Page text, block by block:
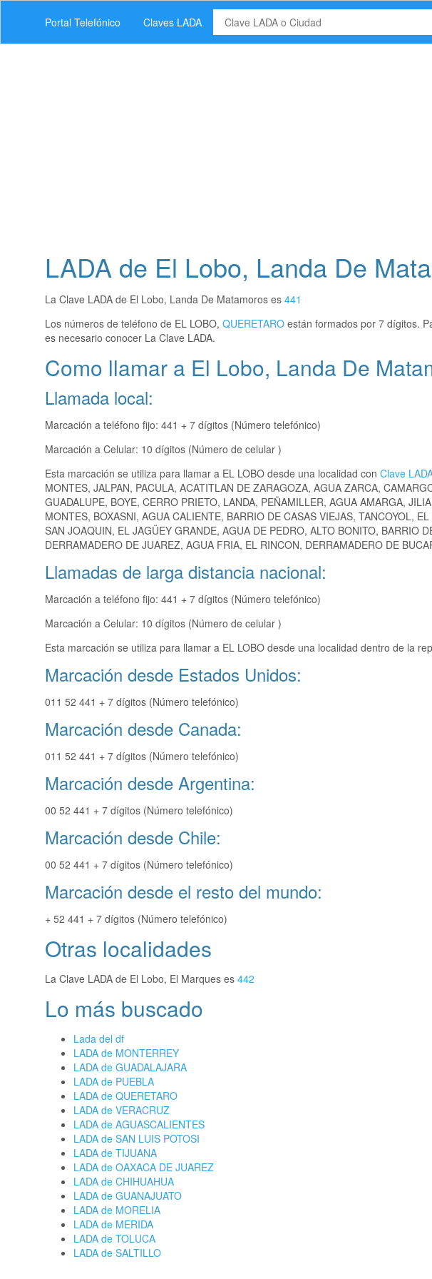
Portal Telefónico Claves LADA
LADA de El Lobo, Landa De
La Clave LADA de El Lobo, Landa De Matamoros es 441
Los números de teléfono de EL LOBO, QUERETARO están formados por 7 dígitos.
es necesario conocer La Clave LADA.
Como llamar a El Lobo, Landa De
Llamada local:
Marcación a teléfono fijo: 441 + 7 dígitos (Número telefónico)
Marcación a Celular: 10 dígitos (Número de celular )
Esta marcación se utiliza para llamar a EL LOBO desde una localidad con Clave
MONTES, JALPAN, PACULA, ACATITLAN DE ZARAGOZA, AGUA ZARCA,
GUADALUPE, BOYE, CERRO PRIETO, LANDA, PEÑAMILLER, AGUA AMARGA,
MONTES, BOXASNI, AGUA CALIENTE, BARRIO DE CASAS VIEJAS, TANCOYOL,
SAN JOAQUIN, EL JAGÜEY GRANDE, AGUA DE PEDRO, ALTO BONITO, BARRIO
DERRAMADERO DE JUAREZ, AGUA FRIA, EL RINCON, DERRAMADERO DE
Llamadas de larga distancia nacional:
Marcación a teléfono fijo: 441 + 7 dígitos (Número telefónico)
Marcación a Celular: 10 dígitos (Número de celular )
Esta marcación se utiliza para llamar a EL LOBO desde una localidad dentro de la
Marcación desde Estados Unidos:
011 52 441 + 7 dígitos (Número telefónico)
Marcación desde Canada:
011 52 441 + 7 dígitos (Número telefónico)
Marcación desde Argentina:
00 52 441 + 7 dígitos (Número telefónico)
Marcación desde Chile:
00 52 441 + 7 dígitos (Número telefónico)
Marcación desde el resto del mundo:
+ 52 441 + 7 dígitos (Número telefónico)
Otras localidades
La Clave LADA de El Lobo, El Marques es 442
Lo más buscado
Lada del df
LADA de MONTERREY
LADA de GUADALAJARA
LADA de PUEBLA
LADA de QUERETARO
LADA de VERACRUZ
LADA de AGUASCALIENTES
LADA de SAN LUIS POTOSI
LADA de TIJUANA
LADA de OAXACA DE JUAREZ
LADA de CHIHUAHUA
LADA de GUANAJUATO
LADA de MORELIA
LADA de MERIDA
LADA de TOLUCA
LADA de SALTILLO